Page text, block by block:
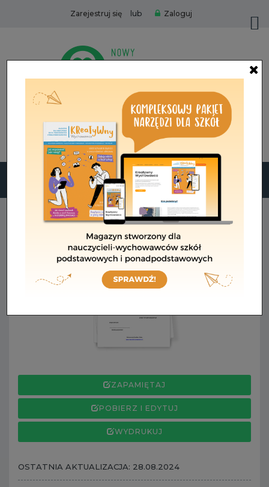
Zarejestruj się lub Zaloguj
ZAPAMIĘTAJ
POBIERZ I EDYTUJ
WYDRUKUJ
OSTATNIA AKTUALIZACJA: 28.08.2024